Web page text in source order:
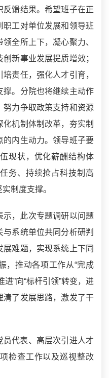
反馈结果。希望班子在正
职工对单位发展和领导班
全所上下，凝心聚力、
新事业发展提质增效；
责任，强化人才引育，
撑。分院也将继续主动作
努力争取政策支持和资源
机制体制改革，夯实制
的内生动力。领导班子要
现状，优化薪酬结构体
务、持续抢占科技制高
制度支撑。
，此次专题调研以问题
系统单位共同分析研判
难题，实现系统上下同
，推动各项工作从“完成
进”向“标杆引领”转变，进
清了发展思路，激发了干
代表、高层次引进人才
检查工作以及巡视整改